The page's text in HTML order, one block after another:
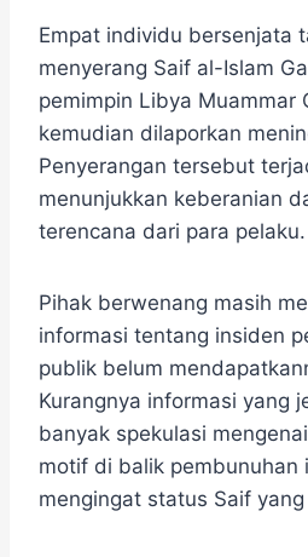
Empat individu bersenjata
menyerang Saif al-Islam
pemimpin Libya Muammar
kemudian dilaporkan
Penyerangan tersebut
menunjukkan keberanian
terencana dari para pelaku.
Pihak berwenang masih
informasi tentang insiden
publik belum
Kurangnya informasi yang
banyak spekulasi
motif di balik pembunuhan
mengingat status Saif